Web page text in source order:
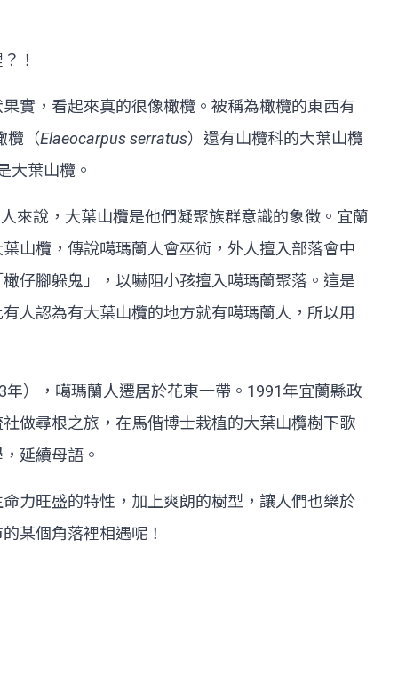
！
實，看起來真的很像橄欖。被稱為橄欖的東西有
欖（Elaeocarpus serratus）還有山欖科的大葉山欖
大葉山欖。
來說，大葉山欖是他們凝聚族群意識的象徵。宜蘭
山欖，傳說噶瑪蘭人會巫術，外人擅入部落會中
仔腳躲鬼」，以嚇阻小孩擅入噶瑪蘭聚落。這是
人認為有大葉山欖的地方就有噶瑪蘭人，所以用
），噶瑪蘭人遷居於花東一帶。1991年宜蘭縣政
做尋根之旅，在馬偕博士栽植的大葉山欖樹下歌
延續母語。
力旺盛的特性，加上爽朗的樹型，讓人們也樂於
某個角落裡相遇呢！